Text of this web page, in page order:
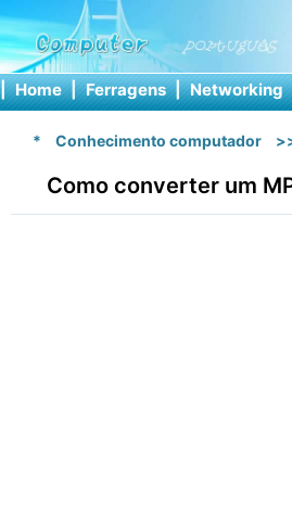
| Home | Ferragens | Networking
* Conhecimento computador
Como converter um